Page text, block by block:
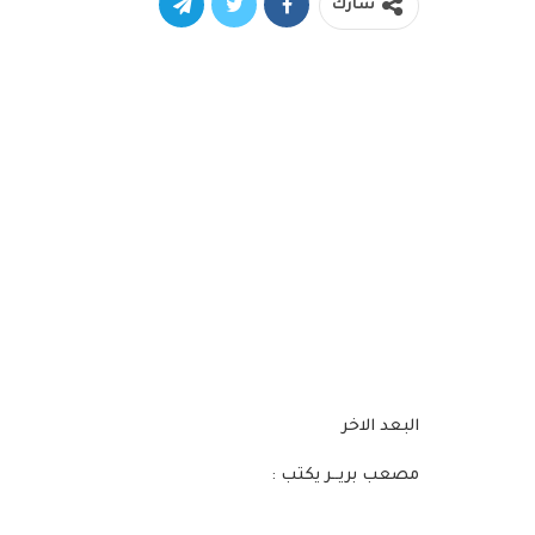
شارك
البعد الاخر
مصعب بريــر يكتب :